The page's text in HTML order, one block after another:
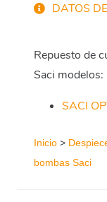
DATOS
Repuesto de
Saci modelos:
SACI
Inicio >
bombas Saci